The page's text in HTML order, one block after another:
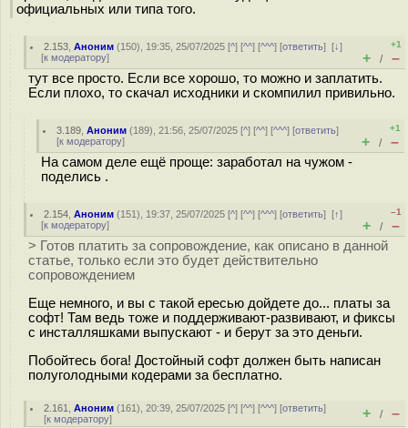
официальных или типа того.
2.153 ,Аноним (150), 19:35, 25/07/2025 [^] [^^] [^^^] [ответить][↓]
[к модератору]
+1
+ / –
тут все просто. Если все хорошо, то можно и заплатить.
Если плохо, то скачал исходники и скомпилил привильно.
3.189 ,Аноним (189), 21:56, 25/07/2025 [^] [^^] [^^^] [ответить]
[к модератору]
+1
+ / –
На самом деле ещё проще: заработал на чужом -
поделись .
2.154 ,Аноним (151), 19:37, 25/07/2025 [^] [^^] [^^^] [ответить][↑]
[к модератору]
–1
+ / –
> Готов платить за сопровождение, как описано в данной
статье, только если это будет действительно
сопровождением
Еще немного, и вы с такой ересью дойдете до... платы за
софт! Там ведь тоже и поддерживают-развивают, и фиксы
с инсталляшками выпускают - и берут за это деньги.
Побойтесь бога! Достойный софт должен быть написан
полуголодными кодерами за бесплатно.
2.161 ,Аноним (161), 20:39, 25/07/2025 [^] [^^] [^^^] [ответить]
[к модератору] + / –